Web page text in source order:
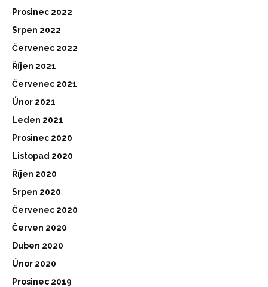
Prosinec 2022
Srpen 2022
Červenec 2022
Říjen 2021
Červenec 2021
Únor 2021
Leden 2021
Prosinec 2020
Listopad 2020
Říjen 2020
Srpen 2020
Červenec 2020
Červen 2020
Duben 2020
Únor 2020
Prosinec 2019